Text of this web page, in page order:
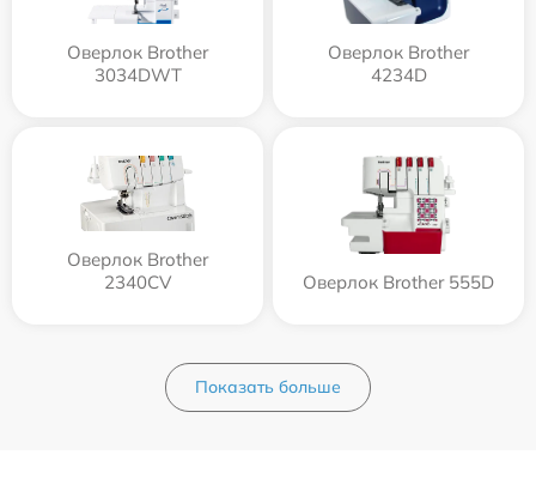
Оверлок Brother
3034DWT
Оверлок Brother
4234D
Оверлок Brother
2340CV
Оверлок Brother 555D
Показать больше